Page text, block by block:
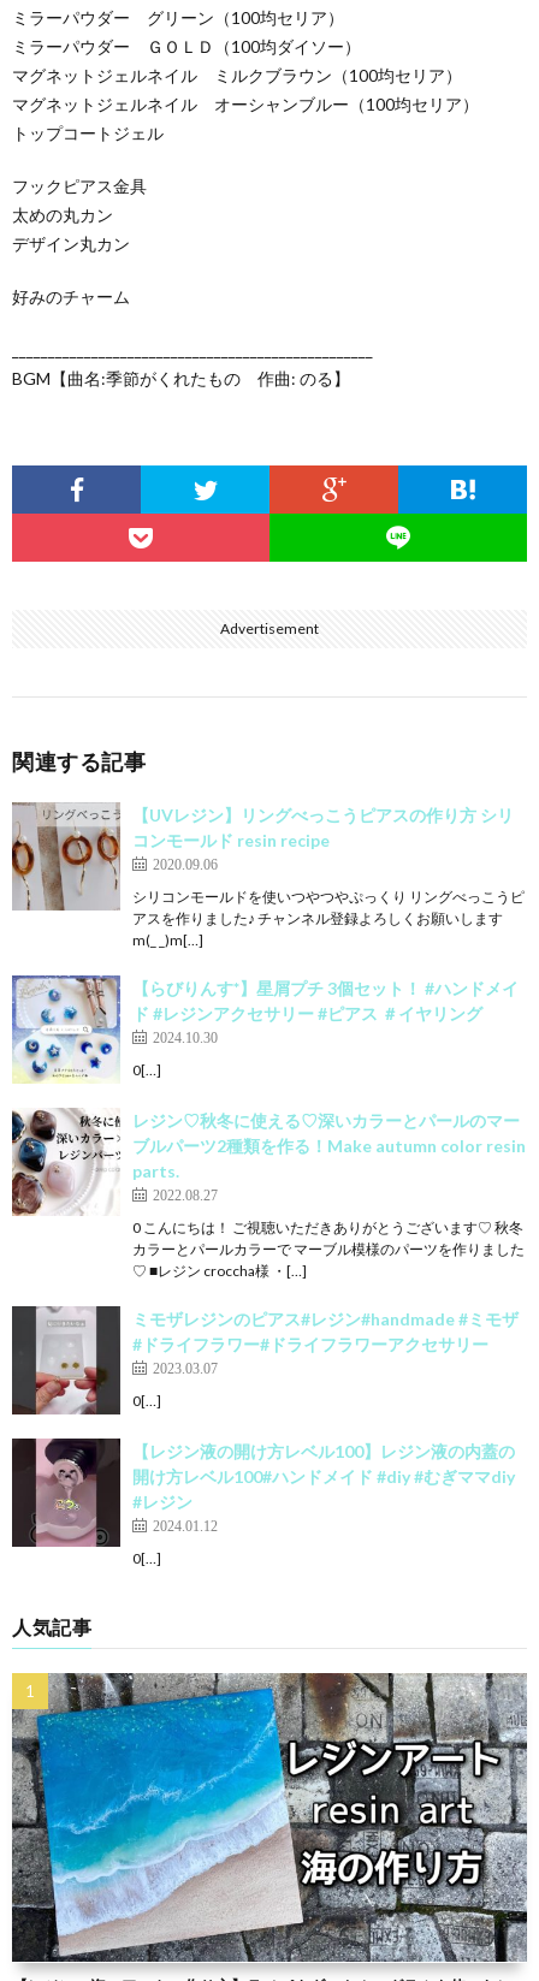
ミラーパウダー グリーン（100均セリア）
ミラーパウダー ＧＯＬＤ（100均ダイソー）
マグネットジェルネイル ミルクブラウン（100均セリア）
マグネットジェルネイル オーシャンブルー（100均セリア）
トップコートジェル
フックピアス金具
太めの丸カン
デザイン丸カン
好みのチャーム
BGM【曲名:季節がくれたもの 作曲: のる】
Advertisement
関連する記事
【UVレジン】リングべっこうピアスの作り方 シリ
コンモールド resin recipe
2020.09.06
シリコンモールドを使いつやつやぷっくり リングべっこうピ
アスを作りました♪ チャンネル登録よろしくお願いします
m(_ _)m[…]
【らびりんす*】星屑プチ 3個セット！ #ハンドメイ
ド #レジンアクセサリー #ピアス ＃イヤリング
2024.10.30
0[…]
レジン♡秋冬に使える♡深いカラーとパールのマー
ブルパーツ2種類を作る！Make autumn color resin
parts.
2022.08.27
0 こんにちは！ ご視聴いただきありがとうございます♡ 秋冬
カラーとパールカラーで マーブル模様のパーツを作りました
♡ ■レジン croccha様 ・[…]
ミモザレジンのピアス#レジン#handmade #ミモザ
#ドライフラワー#ドライフラワーアクセサリー
2023.03.07
0[…]
【レジン液の開け方レベル100】レジン液の内蓋の
開け方レベル100#ハンドメイド #diy #むぎママdiy
#レジン
2024.01.12
0[…]
人気記事